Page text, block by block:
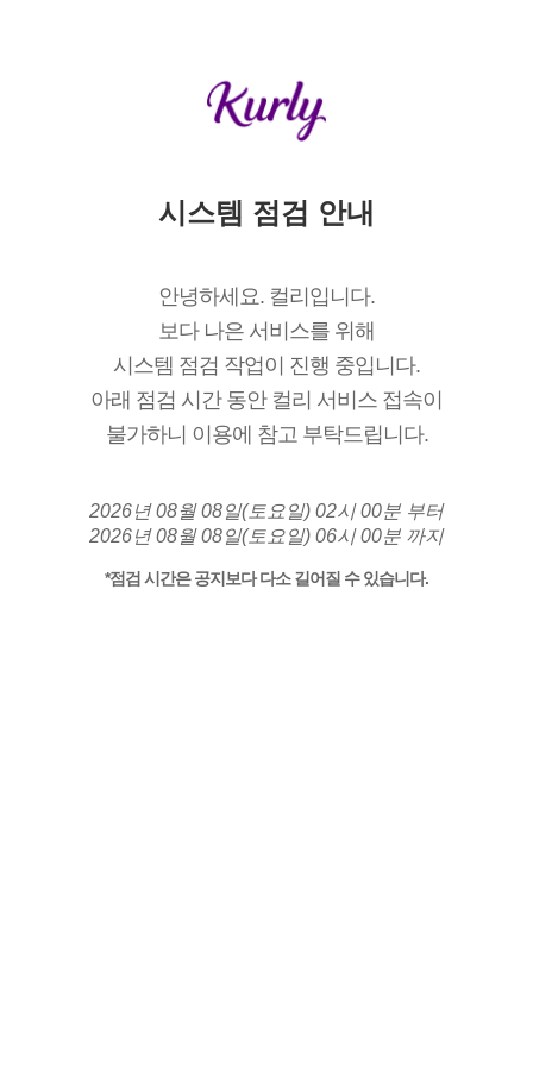
시스템 점검 안내
안녕하세요. 컬리입니다.
보다 나은 서비스를 위해
시스템 점검 작업이 진행 중입니다.
아래 점검 시간 동안 컬리 서비스 접속이
불가하니 이용에 참고 부탁드립니다.
2026년 08월 08일(토요일) 02시 00분 부터
2026년 08월 08일(토요일) 06시 00분 까지
*점검 시간은 공지보다 다소 길어질 수 있습니다.